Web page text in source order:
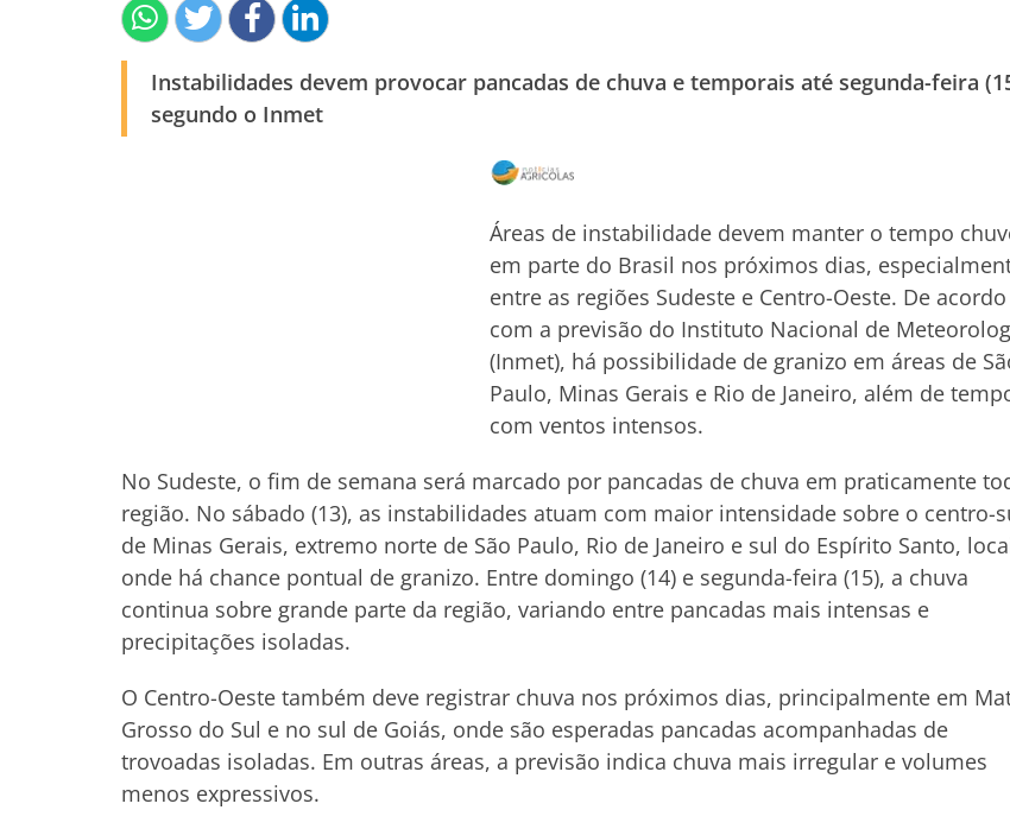
Instabilidades devem provocar pancadas de chuva e temporais até segunda-feira
segundo o Inmet
Áreas de instabilidade devem manter o tempo
em parte do Brasil nos próximos dias,
entre as regiões Sudeste e Centro-Oeste. De acordo
com a previsão do Instituto Nacional de
(Inmet), há possibilidade de granizo em áreas de
Paulo, Minas Gerais e Rio de Janeiro, além de
com ventos intensos.
No Sudeste, o fim de semana será marcado por pancadas de chuva em praticamente
região. No sábado (13), as instabilidades atuam com maior intensidade sobre o centro-
de Minas Gerais, extremo norte de São Paulo, Rio de Janeiro e sul do Espírito Santo,
onde há chance pontual de granizo. Entre domingo (14) e segunda-feira (15), a chuva
continua sobre grande parte da região, variando entre pancadas mais intensas e
precipitações isoladas.
O Centro-Oeste também deve registrar chuva nos próximos dias, principalmente em
Grosso do Sul e no sul de Goiás, onde são esperadas pancadas acompanhadas de
trovoadas isoladas. Em outras áreas, a previsão indica chuva mais irregular e volumes
menos expressivos.